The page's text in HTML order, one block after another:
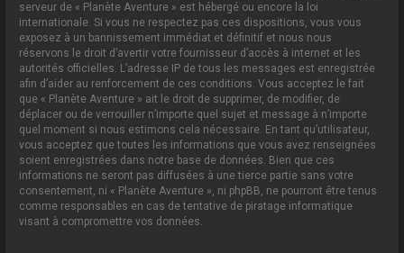
serveur de « Planète Aventure » est hébergé ou encore la loi
internationale. Si vous ne respectez pas ces dispositions, vous vous
exposez à un bannissement immédiat et définitif et nous nous
réservons le droit d’avertir votre fournisseur d’accès à internet et les
autorités officielles. L’adresse IP de tous les messages est enregistrée
afin d’aider au renforcement de ces conditions. Vous acceptez le fait
que « Planète Aventure » ait le droit de supprimer, de modifier, de
déplacer ou de verrouiller n’importe quel sujet et message à n’importe
quel moment si nous estimons cela nécessaire. En tant qu’utilisateur,
vous acceptez que toutes les informations que vous avez renseignées
soient enregistrées dans notre base de données. Bien que ces
informations ne seront pas diffusées à une tierce partie sans votre
consentement, ni « Planète Aventure », ni phpBB, ne pourront être tenus
comme responsables en cas de tentative de piratage informatique
visant à compromettre vos données.